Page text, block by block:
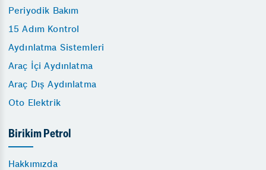
Periyodik Bakım
15 Adım Kontrol
Aydınlatma Sistemleri
Araç İçi Aydınlatma
Araç Dış Aydınlatma
Oto Elektrik
Birikim Petrol
Hakkımızda